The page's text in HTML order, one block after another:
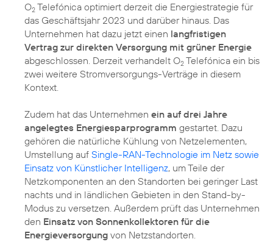
O2 Telefónica optimiert derzeit die Energiestrategie für
das Geschäftsjahr 2023 und darüber hinaus. Das
Unternehmen hat dazu jetzt einen langfristigen
Vertrag zur direkten Versorgung mit grüner Energie
abgeschlossen. Derzeit verhandelt O2 Telefónica ein bis
zwei weitere Stromversorgungs-Verträge in diesem
Kontext.
Zudem hat das Unternehmen ein auf drei Jahre
angelegtes Energiesparprogramm gestartet. Dazu
gehören die natürliche Kühlung von Netzelementen,
Umstellung auf Single-RAN-Technologie im Netz sowie
Einsatz von Künstlicher Intelligenz, um Teile der
Netzkomponenten an den Standorten bei geringer Last
nachts und in ländlichen Gebieten in den Stand-by-
Modus zu versetzen. Außerdem prüft das Unternehmen
den Einsatz von Sonnenkollektoren für die
Energieversorgung von Netzstandorten.